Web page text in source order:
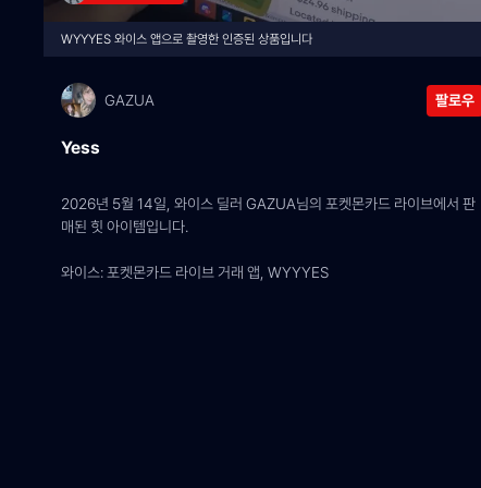
WYYYES 와이스 앱으로 촬영한 인증된 상품입니다
GAZUA 팔로우
Yess
2026년 5월 14일, 와이스 딜러 GAZUA님의 포켓몬카드 라이브에서 판
매된 힛 아이템입니다.
와이스: 포켓몬카드 라이브 거래 앱, WYYYES